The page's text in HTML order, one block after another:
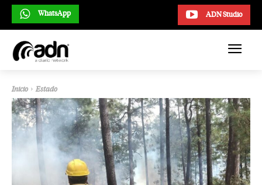
ADN Studio
WhatsApp
Inicio Estado